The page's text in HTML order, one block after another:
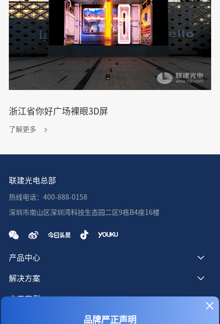
浙江省你好广场裸眼3D屏
了解更多
联建光电总部
热线电话：400-888-0158
深圳市南山区深圳湾科技生态园二区9栋B4座16楼
产品中心
解决方案
应用案例
品牌严正声明